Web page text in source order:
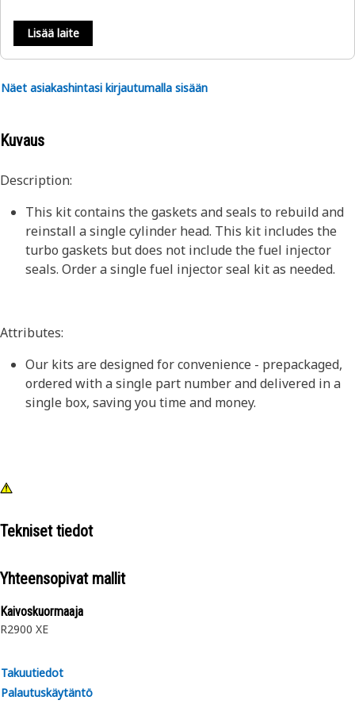
Lisää laite
Näet asiakashintasi kirjautumalla sisään
Kuvaus
Description:
This kit contains the gaskets and seals to rebuild and
reinstall a single cylinder head. This kit includes the
turbo gaskets but does not include the fuel injector
seals. Order a single fuel injector seal kit as needed.
Attributes:
Our kits are designed for convenience - prepackaged,
ordered with a single part number and delivered in a
single box, saving you time and money.
Tekniset tiedot
Yhteensopivat mallit
Kaivoskuormaaja
R2900 XE
Takuutiedot
Palautuskäytäntö